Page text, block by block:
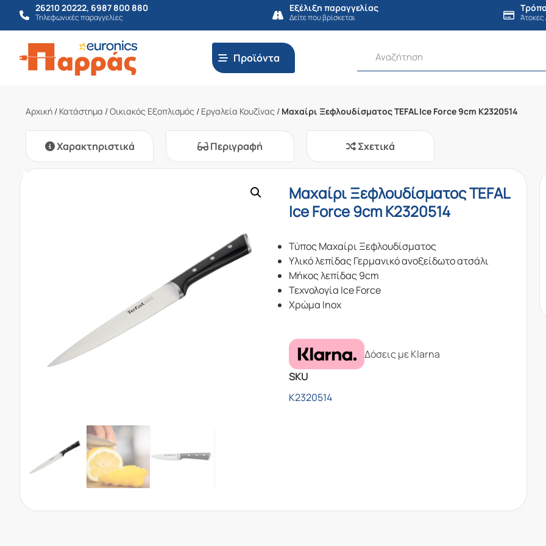
26210 20222, 6987 800 880
Τηλεφωνικές παραγγελίες
Εξέλιξη παραγγελίας
Δείτε που βρίσκεται Άτοκες
Προϊόντα
Αρχική / Κατάστημα /Οικιακός Εξοπλισμός / Εργαλεία Κουζίνας / Μαχαίρι Ξεφλουδίσματος TEFAL Ice Force 9cm K2320514
Χαρακτηριστικά Περιγραφή Σχετικά
Μαχαίρι Ξεφλουδίσματος TEFAL
Ice Force 9cm K2320514
Τύπος Μαχαίρι Ξεφλουδίσματος
Υλικό λεπίδας Γερμανικό ανοξείδωτο ατσάλι
Μήκος λεπίδας 9cm
Τεχνολογία Ice Force
Χρώμα Inox
Δόσεις με Klarna
SKU
K2320514